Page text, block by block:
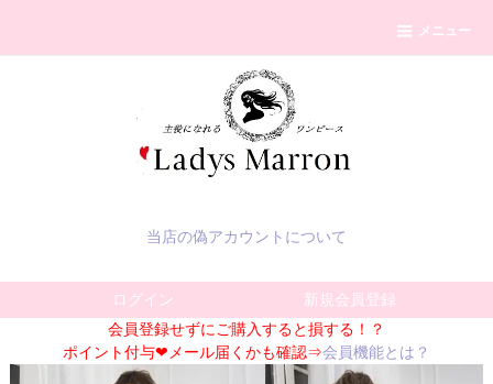
メニュー
当店の偽アカウントについて
ログイン
新規会員登録
会員登録せずにご購入すると損する！？
ポイント付与❤メール届くかも確認⇒会員機能とは？